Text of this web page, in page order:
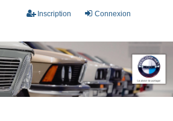
Connexion
Inscription